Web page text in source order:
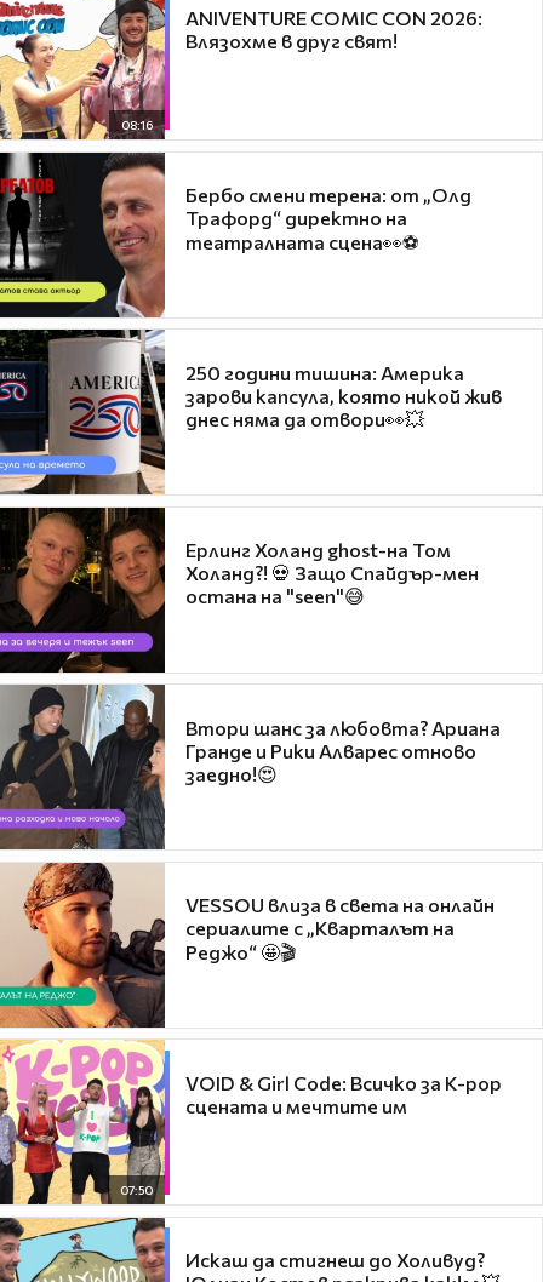
08:16
ANIVENTURE COMIC CON 2026:
Влязохме в друг свят!
Бербо смени терена: от „Олд
Трафорд“ директно на
театралната сцена👀⚽
250 години тишина: Америка
зарови капсула, която никой жив
днес няма да отвори👀💥
Ерлинг Холанд ghost-на Том
Холанд?! 💀 Защо Спайдър-мен
остана на "seen"😅
Втори шанс за любовта? Ариана
Гранде и Рики Алварес отново
заедно!😍
VESSOU влиза в света на онлайн
сериалите с „Кварталът на
Реджо“ 🤩🎬
07:50
VOID & Girl Code: Всичко за K-pop
сцената и мечтите им
Искаш да стигнеш до Холивуд?